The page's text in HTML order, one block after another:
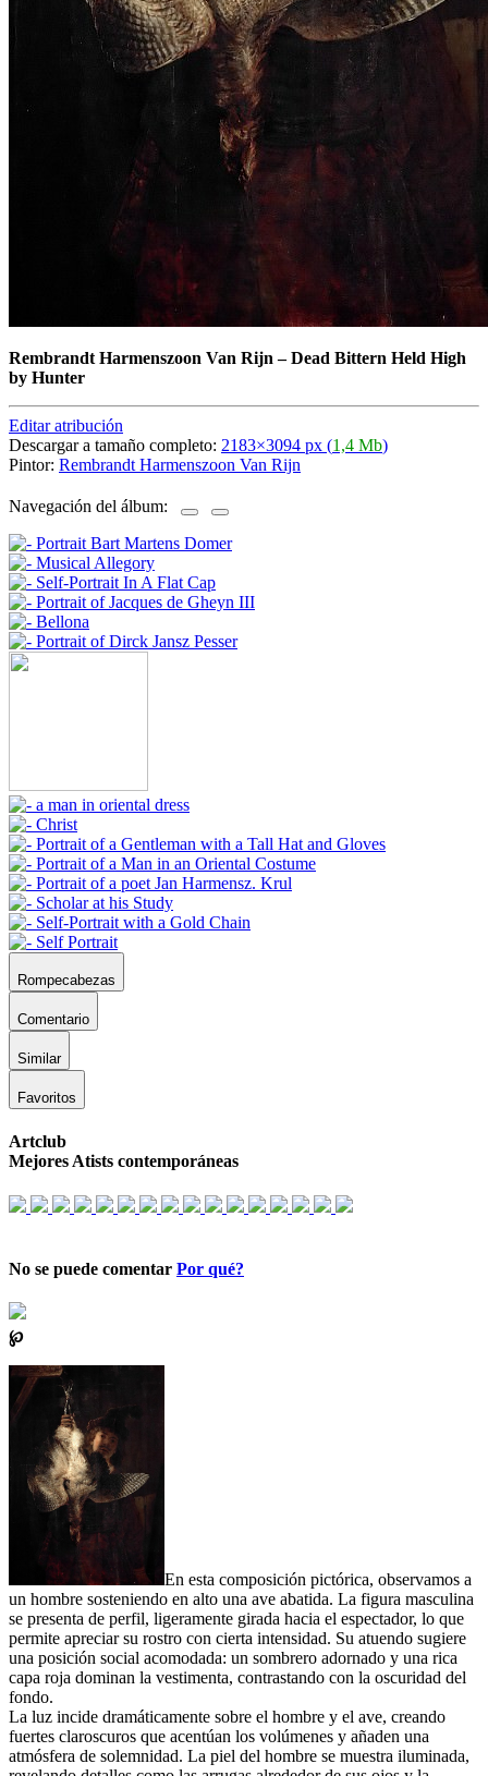
Rembrandt Harmenszoon Van Rijn –Dead Bittern Held High
by Hunter
Editar atribución
Descargar a tamaño completo: 2183×3094 px (1,4 Mb)
Pintor: Rembrandt Harmenszoon Van Rijn
Navegación del álbum:
Rompecabezas
Comentario
Similar
Favoritos
Artclub
Mejores Atists contemporáneas
No se puede comentar Por qué?
℘
En esta composición pictórica, observamos a
un hombre sosteniendo en alto una ave abatida. La figura masculina
se presenta de perfil, ligeramente girada hacia el espectador, lo que
permite apreciar su rostro con cierta intensidad. Su atuendo sugiere
una posición social acomodada: un sombrero adornado y una rica
capa roja dominan la vestimenta, contrastando con la oscuridad del
fondo.
La luz incide dramáticamente sobre el hombre y el ave, creando
fuertes claroscuros que acentúan los volúmenes y añaden una
atmósfera de solemnidad. La piel del hombre se muestra iluminada,